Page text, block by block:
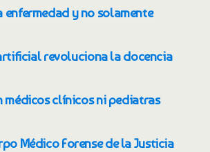
enfermedad y no solamente
revoluciona la docencia
médicos clínicos ni pediatras
Médico Forense de la Justicia